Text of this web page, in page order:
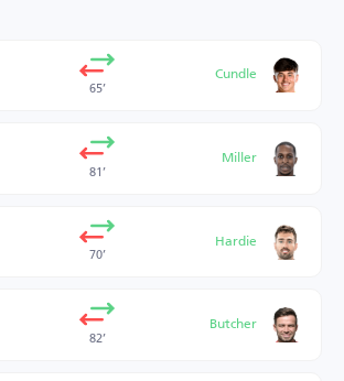
65’
Cundle
81’
Miller
70’
Hardie
82’
Butcher